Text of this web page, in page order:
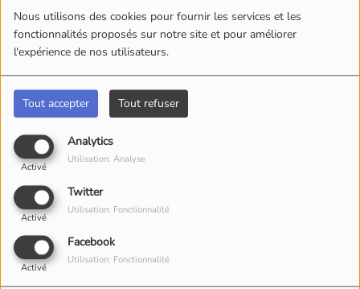
Nous utilisons des cookies pour fournir les services et les
fonctionnalités proposés sur notre site et pour améliorer
l'expérience de nos utilisateurs.
Tout accepter Tout refuser
Analytics
Activé
Utilisation: Analyse
Twitter
Activé
Utilisation: Fonctionnalité
Facebook
Activé
Utilisation: Fonctionnalité
Le festivalJazz aux capucinsouvre dimanche à
Coulommiers
La fête communale de Sablonnières samedi